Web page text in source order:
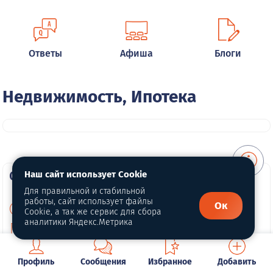
Ответы Афиша Блоги
Недвижимость, Ипотека
О портале
О нас
Политика конфиденциальности
Публичная оферта
Профиль Сообщения Избранное Добавить
Наш сайт использует Cookie
Для правильной и стабильной
работы, сайт использует файлы
Cookie, а так же сервис для сбора
аналитики Яндекс.Метрика
Ок